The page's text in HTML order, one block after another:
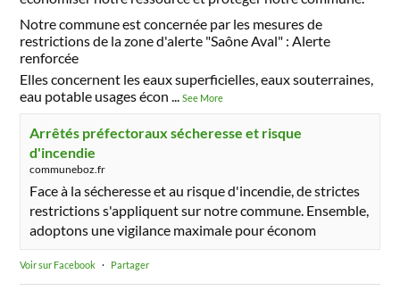
Notre commune est concernée par les mesures de
restrictions de la zone d'alerte "Saône Aval" : Alerte
renforcée
Elles concernent les eaux superficielles, eaux souterraines,
eau potable usages écon ...See More
Arrêtés préfectoraux sécheresse et risque
d'incendie
communeboz.fr
Face à la sécheresse et au risque d'incendie, de strictes
restrictions s'appliquent sur notre commune. Ensemble,
adoptons une vigilance maximale pour économ
Voir sur Facebook · Partager